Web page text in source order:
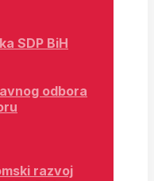
SDP BiH
odbora
razvoj